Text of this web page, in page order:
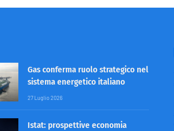
Gas conferma ruolo strategico nel
sistema energetico italiano
27 Luglio 2026
Istat: prospettive economia